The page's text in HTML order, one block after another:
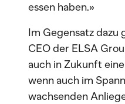
essen haben.»
Im Gegensatz dazu
CEO der ELSA
auch in Zukunft
wenn auch im
wachsenden